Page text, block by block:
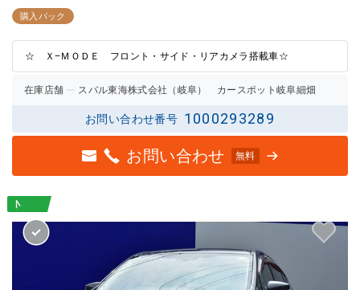
購入パック
☆ Ｘ−ＭＯＤＥ フロント・サイド・リアカメラ搭載車☆
在庫店舗 スバル東海株式会社（岐阜） カースポット岐阜細畑
お問い合わせ番号 1000293289
お問い合わせ 無料